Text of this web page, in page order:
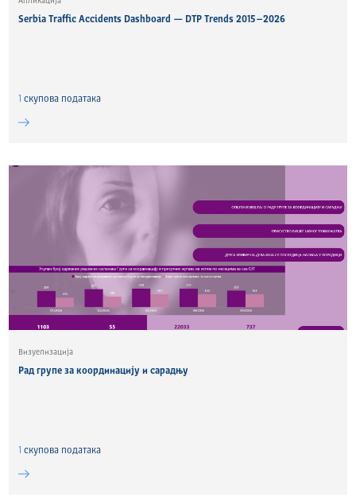
Serbia Traffic Accidents Dashboard — DTP Trends 2015–2026
1 скуповa података
Визуелизација
Рад групе за координацију и сарадњу
1 скуповa података